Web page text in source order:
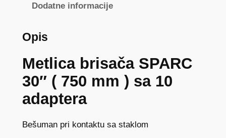
Dodatne informacije
Opis
Metlica brisača SPARC
30″ ( 750 mm ) sa 10
adaptera
Bešuman pri kontaktu sa staklom